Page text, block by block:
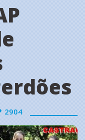
2904